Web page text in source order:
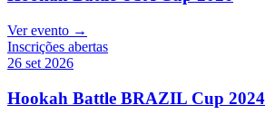
Ver evento →
Inscrições abertas
26 set 2026
Hookah Battle BRAZIL Cup 2024